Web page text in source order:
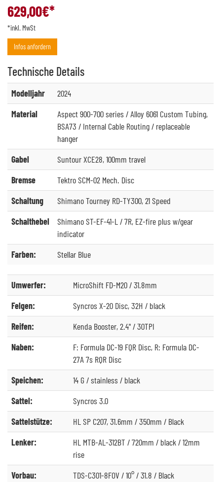
629,00€*
*inkl. MwSt
Infos anfordern
Technische Details
Modelljahr
2024
Material
Aspect 900-700 series / Alloy 6061 Custom Tubing,
BSA73 / Internal Cable Routing / replaceable
hanger
Gabel
Suntour XCE28, 100mm travel
Bremse
Tektro SCM-02 Mech. Disc
Schaltung
Shimano Tourney RD-TY300, 21 Speed
Schalthebel
Shimano ST-EF-41-L / 7R, EZ-fire plus w/gear
indicator
Farben:
Stellar Blue
Umwerfer:
MicroShift FD-M20 / 31.8mm
Felgen:
Syncros X-20 Disc, 32H / black
Reifen:
Kenda Booster, 2.4" / 30TPI
Naben:
F: Formula DC-19 FQR Disc, R: Formula DC-
27A 7s RQR Disc
Speichen:
14 G / stainless / black
Sattel:
Syncros 3.0
Sattelstütze:
HL SP C207, 31.6mm / 350mm / Black
Lenker:
HL MTB-AL-312BT / 720mm / black / 12mm
rise
Vorbau:
TDS-C301-8FOV / 10° / 31.8 / Black